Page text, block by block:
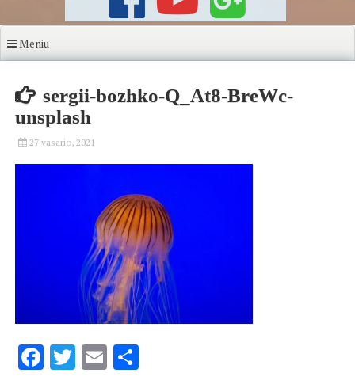
Meniu
sergii-bozhko-Q_At8-BreWc-
unsplash
27 vasario, 2021
Facebook
Twitter
Email